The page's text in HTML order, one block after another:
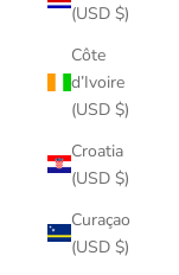
(USD $)
Côte
d’Ivoire
(USD $)
Croatia
(USD $)
Curaçao
(USD $)